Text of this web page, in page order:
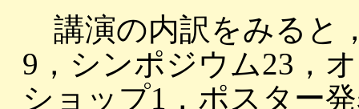
講演の内訳をみると
9，シンポジウム23，
ショップ1，ポスター